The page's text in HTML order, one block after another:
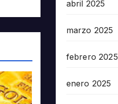
abril 2025
marzo 2025
febrero 2025
enero 2025